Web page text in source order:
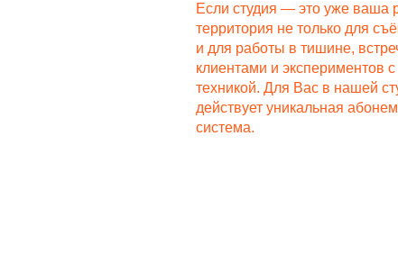
техникой. Для Вас в нашей студии
действует уникальная абонементная
система.